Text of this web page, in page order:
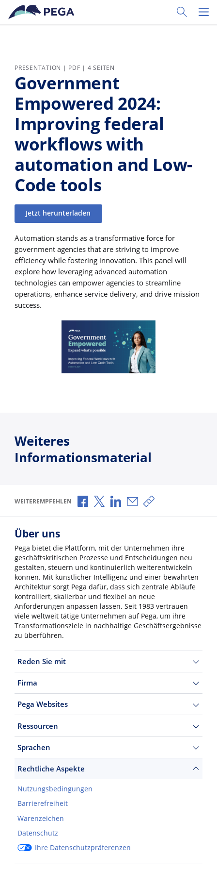
Zum Hauptinhalt wechseln
Toggle
PRESENTATION | PDF | 4 SEITEN
Government
Empowered 2024:
Improving federal
workflows with
automation and Low-
Code tools
Jetzt herunterladen
Automation stands as a transformative force for
government agencies that are striving to improve
efficiency while fostering innovation. This panel will
explore how leveraging advanced automation
technologies can empower agencies to streamline
operations, enhance service delivery, and drive mission
success.
Weiteres
Informationsmaterial
WEITEREMPFEHLEN Über Facebook teilen
Über X teilen
Über LinkedIn teilen
Über E-Mail teilen
Link zum Teilen
Über uns
Pega bietet die Plattform, mit der Unternehmen ihre
geschäftskritischen Prozesse und Entscheidungen neu
gestalten, steuern und kontinuierlich weiterentwickeln
können. Mit künstlicher Intelligenz und einer bewährten
Architektur sorgt Pega dafür, dass sich zentrale Abläufe
kontrolliert, skalierbar und flexibel an neue
Anforderungen anpassen lassen. Seit 1983 vertrauen
viele weltweit tätige Unternehmen auf Pega, um ihre
Transformationsziele in nachhaltige Geschäftsergebnisse
zu überführen.
Reden Sie mit
Firma
Pega Websites
Ressourcen
Sprachen
Rechtliche Aspekte
Nutzungsbedingungen
Barrierefreiheit
Warenzeichen
Datenschutz
Ihre Datenschutzpräferenzen